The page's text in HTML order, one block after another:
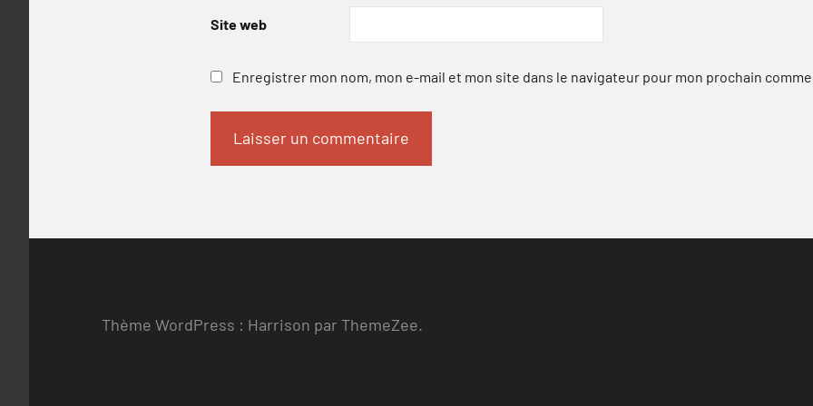
Site web
Enregistrer mon nom, mon e-mail et mon site dans le navigateur pour mon prochain
Thème WordPress : Harrison par ThemeZee.